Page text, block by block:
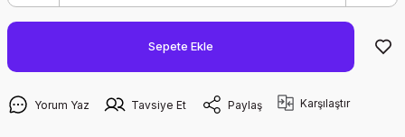
Sepete Ekle
Yorum Yaz Tavsiye Et Paylaş Karşılaştır